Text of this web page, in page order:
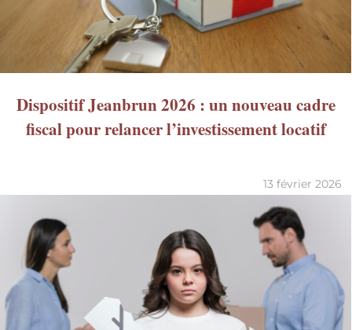
Dispositif Jeanbrun 2026 : un nouveau cadre
fiscal pour relancer l’investissement locatif
13 février 2026